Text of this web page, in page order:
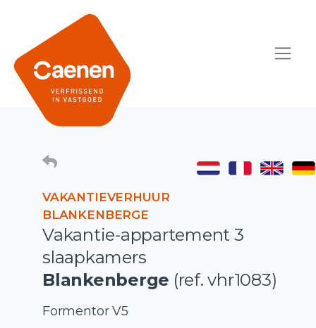
VAKANTIEVERHUUR
BLANKENBERGE
Vakantie-appartement 3
slaapkamers
Blankenberge (ref. vhr1083)
Formentor V5